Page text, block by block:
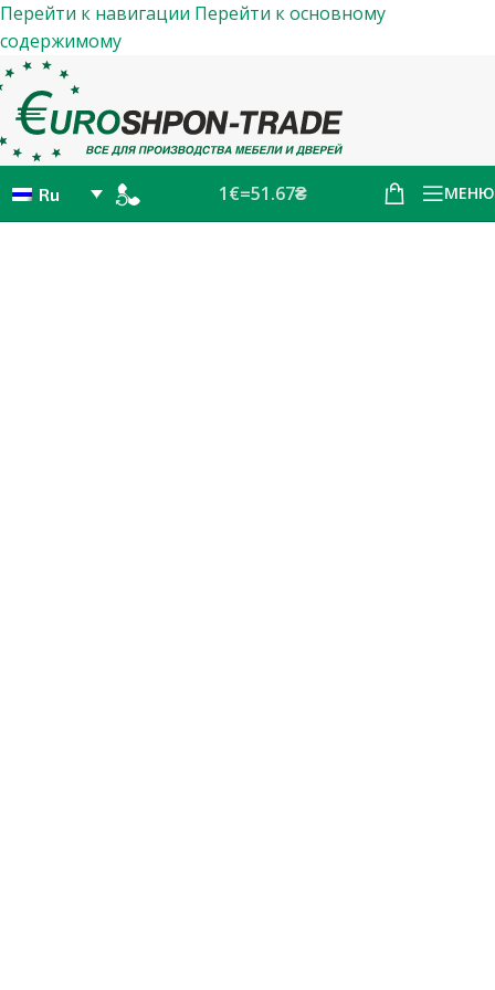
Перейти к навигации Перейти к основному
содержимому
Ru 1€=51.67₴ МЕНЮ